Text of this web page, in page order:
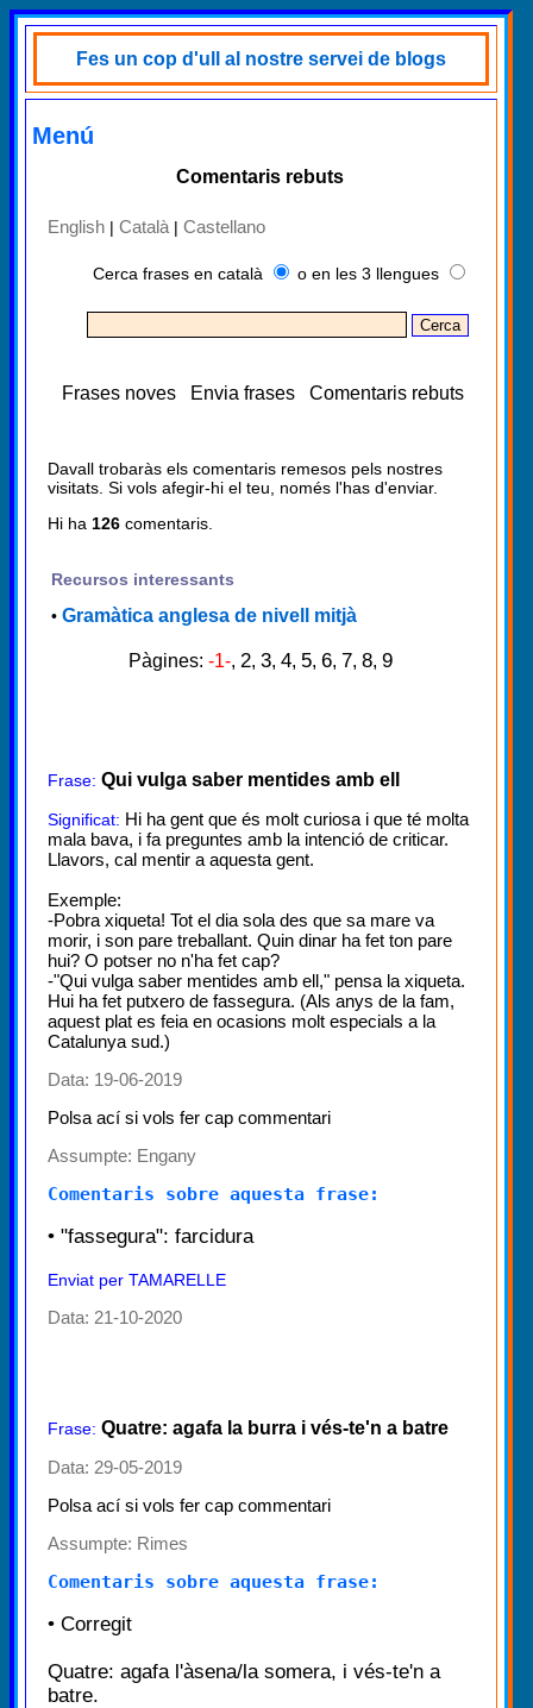
Fes un cop d'ull al nostre servei de blogs
Menú
Comentaris rebuts
English | Català | Castellano
Cerca frases en català o en les 3 llengues
Frases noves Envia frases Comentaris rebuts
Davall trobaràs els comentaris remesos pels nostres
visitats. Si vols afegir-hi el teu, només l'has d'enviar.
Hi ha 126 comentaris.
Recursos interessants
• Gramàtica anglesa de nivell mitjà
Pàgines: -1-, 2, 3, 4, 5, 6, 7, 8, 9
Frase: Qui vulga saber mentides amb ell
Significat: Hi ha gent que és molt curiosa i que té molta
mala bava, i fa preguntes amb la intenció de criticar.
Llavors, cal mentir a aquesta gent.
Exemple:
-Pobra xiqueta! Tot el dia sola des que sa mare va
morir, i son pare treballant. Quin dinar ha fet ton pare
hui? O potser no n'ha fet cap?
-"Qui vulga saber mentides amb ell," pensa la xiqueta.
Hui ha fet putxero de fassegura. (Als anys de la fam,
aquest plat es feia en ocasions molt especials a la
Catalunya sud.)
Data: 19-06-2019
Polsa ací si vols fer cap commentari
Assumpte: Engany
Comentaris sobre aquesta frase:
• "fassegura": farcidura
Enviat per TAMARELLE
Data: 21-10-2020
Frase: Quatre: agafa la burra i vés-te'n a batre
Data: 29-05-2019
Polsa ací si vols fer cap commentari
Assumpte: Rimes
Comentaris sobre aquesta frase:
• Corregit
Quatre: agafa l'àsena/la somera, i vés-te'n a
batre.